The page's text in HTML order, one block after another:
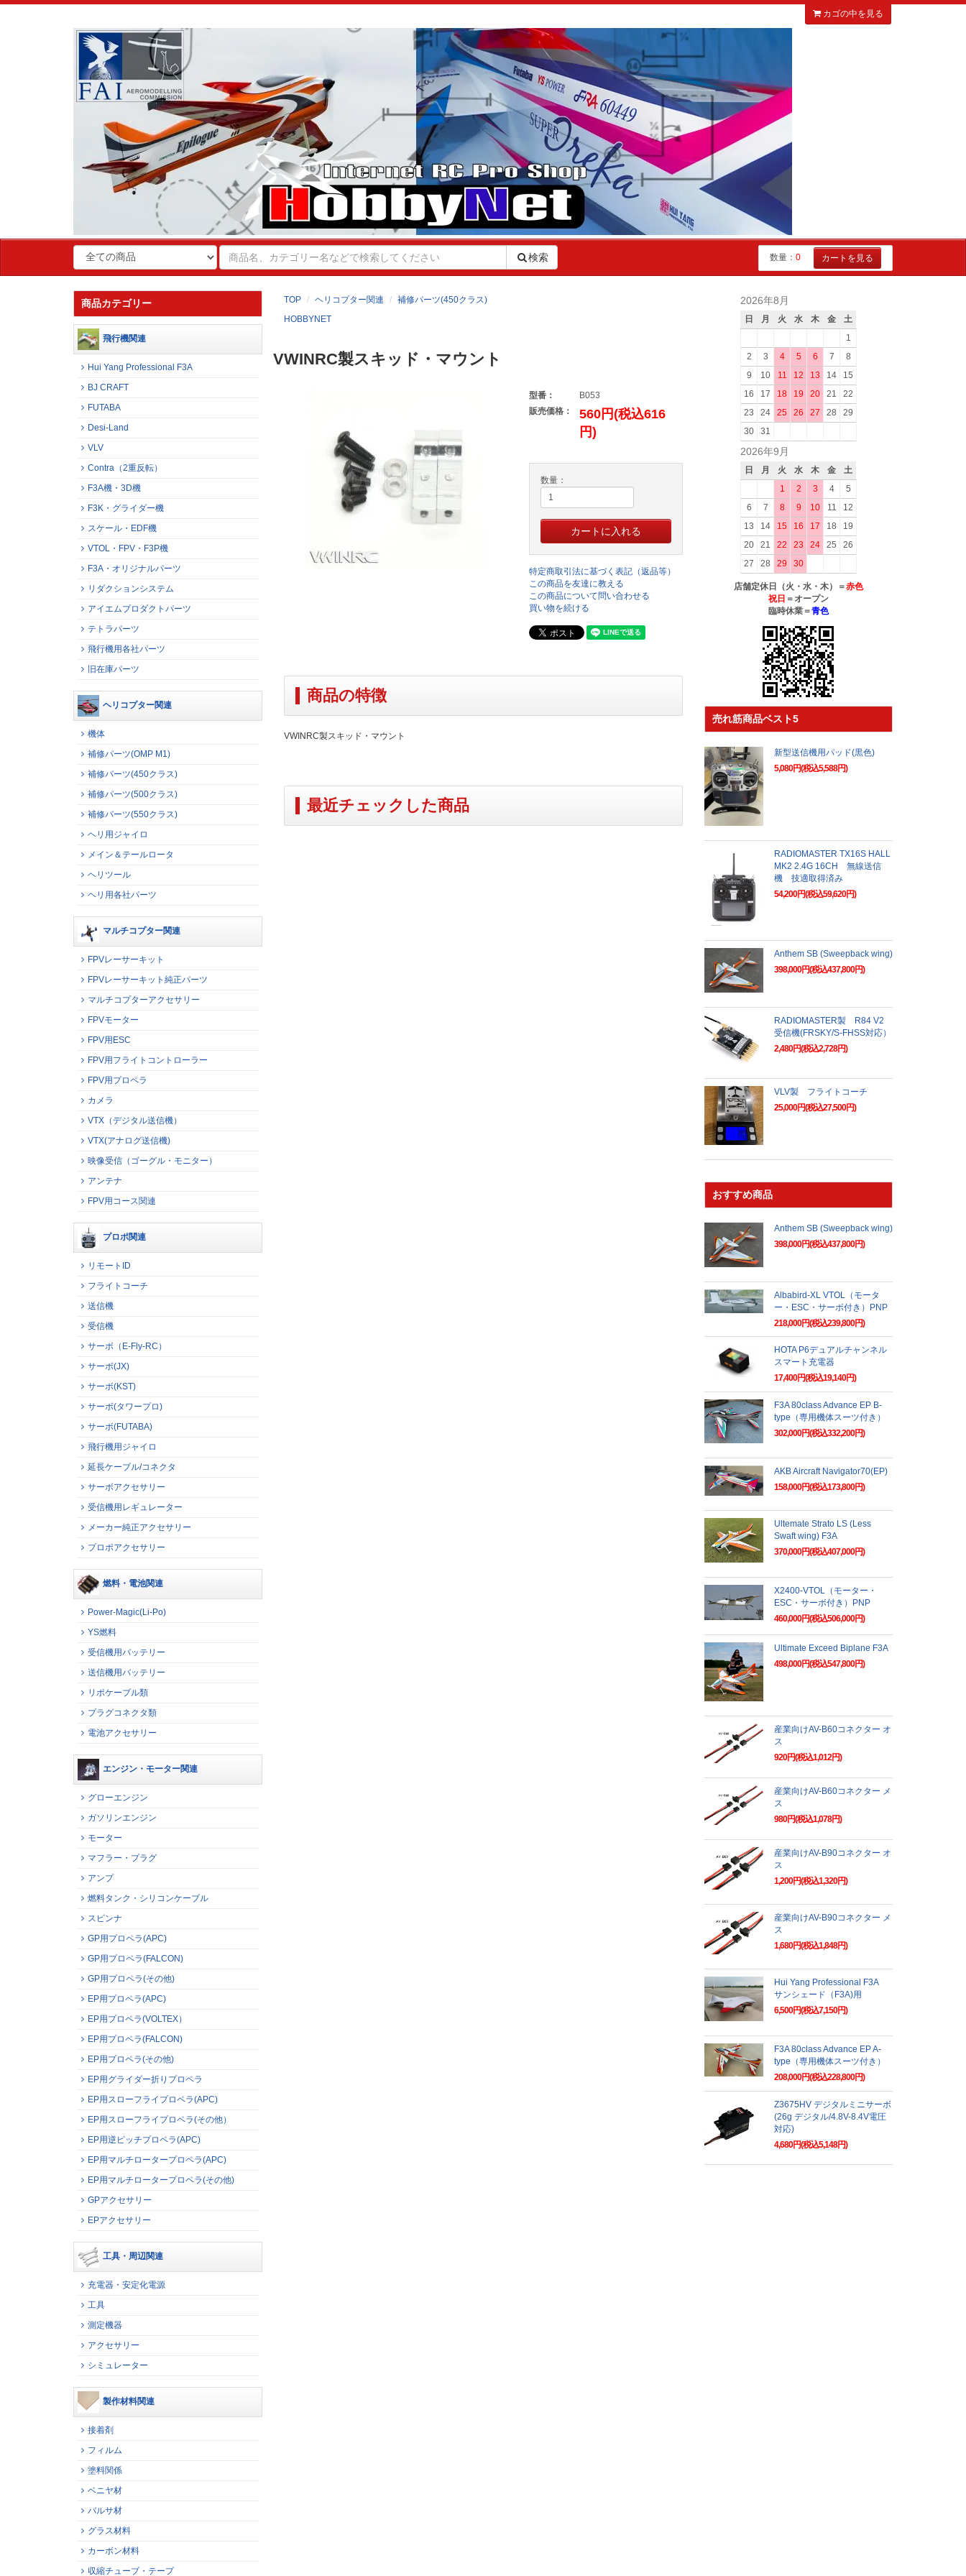
カゴの中を見る
検索 数量： 0 カートを見る
TOP ヘリコプター関連
補修パーツ(450クラス)
HOBBYNET
VWINRC製スキッド・マウント
型番：
B053
販売価格：
560円(税込616
円)
数量：
特定商取引法に基づく表記（返品等）
この商品を友達に教える
この商品について問い合わせる
買い物を続ける
商品の特徴
VWINRC製スキッド・マウント
最近チェックした商品
商品カテゴリー
飛行機関連
Hui Yang Professional F3A
BJ CRAFT
FUTABA
Desi-Land
VLV
Contra（2重反転）
F3A機・3D機
F3K・グライダー機
スケール・EDF機
VTOL・FPV・F3P機
F3A・オリジナルパーツ
リダクションシステム
アイエムプロダクトパーツ
テトラパーツ
飛行機用各社パーツ
旧在庫パーツ
ヘリコプター関連
機体
補修パーツ(OMP M1)
補修パーツ(450クラス)
補修パーツ(500クラス)
補修パーツ(550クラス)
ヘリ用ジャイロ
メイン＆テールロータ
ヘリツール
ヘリ用各社パーツ
マルチコプター関連
FPVレーサーキット
FPVレーサーキット純正パーツ
マルチコプターアクセサリー
FPVモーター
FPV用ESC
FPV用フライトコントローラー
FPV用プロペラ
カメラ
VTX（デジタル送信機）
VTX(アナログ送信機)
映像受信（ゴーグル・モニター）
アンテナ
FPV用コース関連
プロポ関連
リモートID
フライトコーチ
送信機
受信機
サーボ（E-Fly-RC）
サーボ(JX)
サーボ(KST)
サーボ(タワープロ)
サーボ(FUTABA)
飛行機用ジャイロ
延長ケーブル/コネクタ
サーボアクセサリー
受信機用レギュレーター
メーカー純正アクセサリー
プロポアクセサリー
燃料・電池関連
Power-Magic(Li-Po)
YS燃料
受信機用バッテリー
送信機用バッテリー
リポケーブル類
プラグコネクタ類
電池アクセサリー
エンジン・モーター関連
グローエンジン
ガソリンエンジン
モーター
マフラー・プラグ
アンプ
燃料タンク・シリコンケーブル
スピンナ
GP用プロペラ(APC)
GP用プロペラ(FALCON)
GP用プロペラ(その他)
EP用プロペラ(APC)
EP用プロペラ(VOLTEX）
EP用プロペラ(FALCON)
EP用プロペラ(その他)
EP用グライダー折りプロペラ
EP用スローフライプロペラ(APC)
EP用スローフライプロペラ(その他）
EP用逆ピッチプロペラ(APC)
EP用マルチロータープロペラ(APC)
EP用マルチロータープロペラ(その他)
GPアクセサリー
EPアクセサリー
工具・周辺関連
充電器・安定化電源
工具
測定機器
アクセサリー
シミュレーター
製作材料関連
接着剤
フィルム
塗料関係
ベニヤ材
バルサ材
グラス材料
カーボン材料
収縮チューブ・テープ
2026年8月
日 月 火 水 木 金
土
1
2
3 4 5 6 7
8
9
10 11 12 13 14
15
16
17 18 19 20 21
22
23
24 25 26 27 28
29
30
31
2026年9月
日 月 火 水 木 金
土
1
2 3 4
5
6
7 8 9 10 11
12
13
14 15 16 17 18
19
20
21 22 23 24 25
26
27
28 29 30
店舗定休日（火・水・木）＝赤色
祝日 ＝オープン
臨時休業＝青色
売れ筋商品ベスト5
新型送信機用パッド(黒色)
5,080円(税込5,588円)
RADIOMASTER TX16S HALL
MK2 2.4G 16CH 無線送信
機 技適取得済み
54,200円(税込59,620円)
Anthem SB (Sweepback wing)
398,000円(税込437,800円)
RADIOMASTER製 R84 V2
受信機(FRSKY/S-FHSS対応）
2,480円(税込2,728円)
VLV製 フライトコーチ
25,000円(税込27,500円)
おすすめ商品
Anthem SB (Sweepback wing)
398,000円(税込437,800円)
Albabird-XL VTOL（モータ
ー・ESC・サーボ付き）PNP
218,000円(税込239,800円)
HOTA P6デュアルチャンネル
スマート充電器
17,400円(税込19,140円)
F3A 80class Advance EP B-
type（専用機体スーツ付き）
302,000円(税込332,200円)
AKB Aircraft Navigator70(EP)
158,000円(税込173,800円)
Ultemate Strato LS (Less
Swaft wing) F3A
370,000円(税込407,000円)
X2400-VTOL（モーター・
ESC・サーボ付き）PNP
460,000円(税込506,000円)
Ultimate Exceed Biplane F3A
498,000円(税込547,800円)
産業向けAV-B60コネクター オ
ス
920円(税込1,012円)
産業向けAV-B60コネクター メ
ス
980円(税込1,078円)
産業向けAV-B90コネクター オ
ス
1,200円(税込1,320円)
産業向けAV-B90コネクター メ
ス
1,680円(税込1,848円)
Hui Yang Professional F3A
サンシェード（F3A)用
6,500円(税込7,150円)
F3A 80class Advance EP A-
type（専用機体スーツ付き）
208,000円(税込228,800円)
Z3675HV デジタルミニサーボ
(26g デジタル/4.8V-8.4V電圧
対応)
4,680円(税込5,148円)